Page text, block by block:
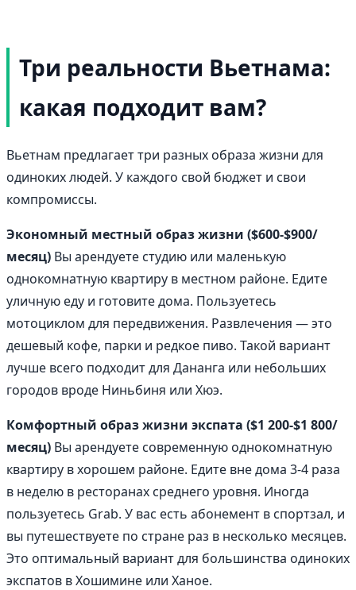
Три реальности Вьетнама:
какая подходит вам?
Вьетнам предлагает три разных образа жизни для
одиноких людей. У каждого свой бюджет и свои
компромиссы.
Экономный местный образ жизни ($600-$900/
месяц) Вы арендуете студию или маленькую
однокомнатную квартиру в местном районе. Едите
уличную еду и готовите дома. Пользуетесь
мотоциклом для передвижения. Развлечения — это
дешевый кофе, парки и редкое пиво. Такой вариант
лучше всего подходит для Дананга или небольших
городов вроде Ниньбиня или Хюэ.
Комфортный образ жизни экспата ($1 200-$1 800/
месяц) Вы арендуете современную однокомнатную
квартиру в хорошем районе. Едите вне дома 3-4 раза
в неделю в ресторанах среднего уровня. Иногда
пользуетесь Grab. У вас есть абонемент в спортзал, и
вы путешествуете по стране раз в несколько месяцев.
Это оптимальный вариант для большинства одиноких
экспатов в Хошимине или Ханое.